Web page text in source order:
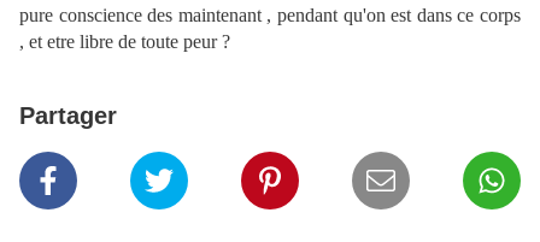
pure conscience des maintenant , pendant qu'on est dans ce corps
, et etre libre de toute peur ?
Partager